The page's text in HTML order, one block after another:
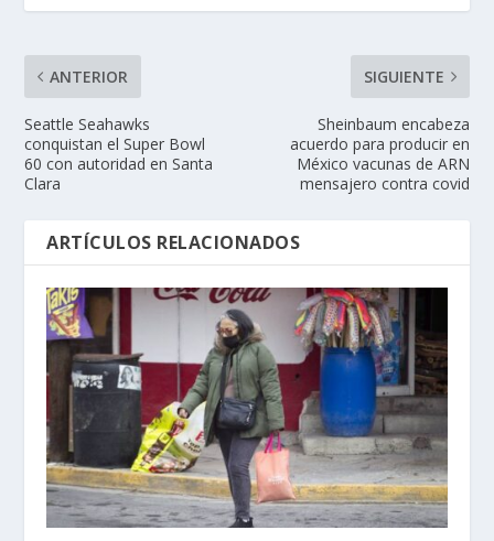
ANTERIOR
Seattle Seahawks
conquistan el Super Bowl
60 con autoridad en Santa
Clara
SIGUIENTE
Sheinbaum encabeza
acuerdo para producir en
México vacunas de ARN
mensajero contra covid
ARTÍCULOS RELACIONADOS